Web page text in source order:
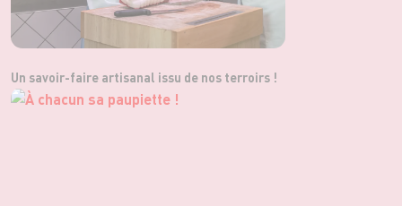
Un savoir-faire artisanal issu de nos terroirs !